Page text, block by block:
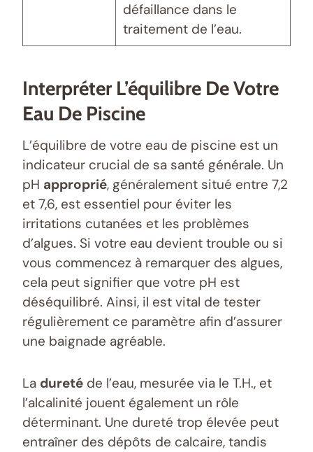
défaillance dans le
traitement de l’eau.
Interpréter L’équilibre De Votre
Eau De Piscine
L’équilibre de votre eau de piscine est un
indicateur crucial de sa santé générale. Un
pH approprié, généralement situé entre 7,2
et 7,6, est essentiel pour éviter les
irritations cutanées et les problèmes
d’algues. Si votre eau devient trouble ou si
vous commencez à remarquer des algues,
cela peut signifier que votre pH est
déséquilibré. Ainsi, il est vital de tester
régulièrement ce paramètre afin d’assurer
une baignade agréable.
La dureté de l’eau, mesurée via le T.H., et
l’alcalinité jouent également un rôle
déterminant. Une dureté trop élevée peut
entraîner des dépôts de calcaire, tandis